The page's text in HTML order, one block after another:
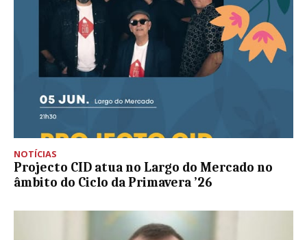
NOTÍCIAS
Projecto CID atua no Largo do Mercado no
âmbito do Ciclo da Primavera ’26